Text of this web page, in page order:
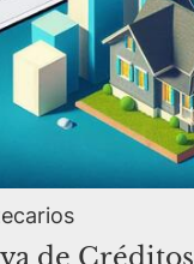
de Créditos